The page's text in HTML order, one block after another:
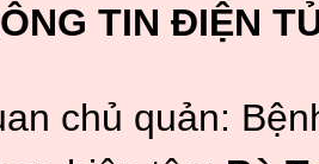
TIN ĐIỆN
chủ quản: